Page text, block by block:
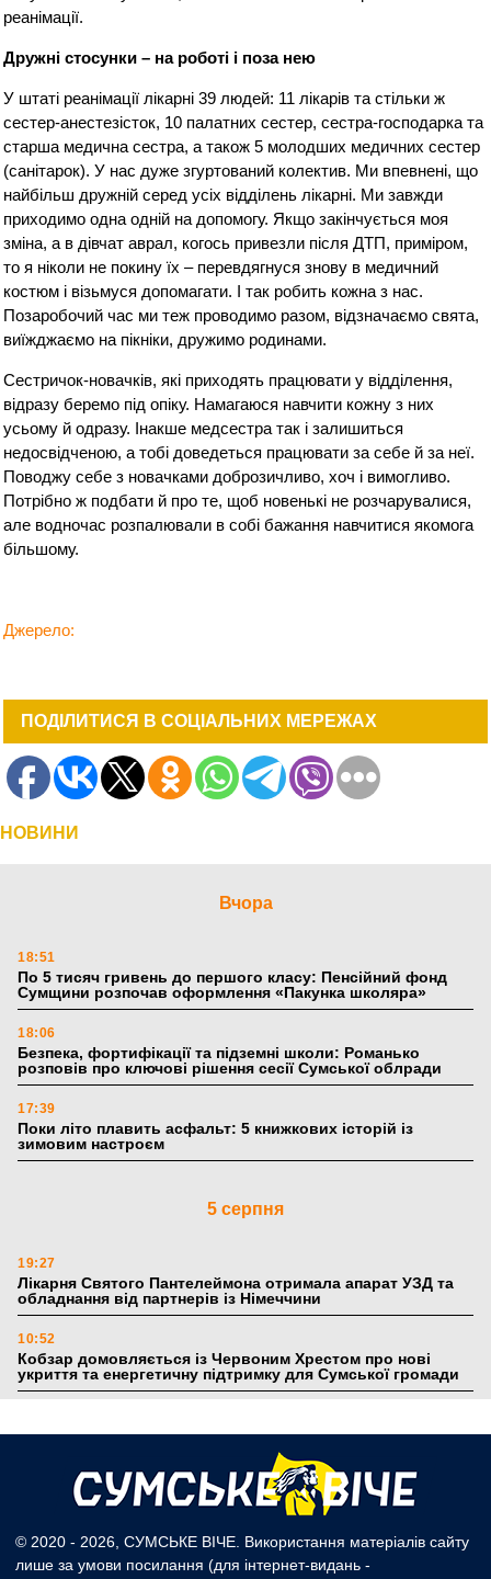
реанімації.
Дружні стосунки – на роботі і поза нею
У штаті реанімації лікарні 39 людей: 11 лікарів та стільки ж
сестер-анестезісток, 10 палатних сестер, сестра-господарка та
старша медична сестра, а також 5 молодших медичних сестер
(санітарок). У нас дуже згуртований колектив. Ми впевнені, що
найбільш дружній серед усіх відділень лікарні. Ми завжди
приходимо одна одній на допомогу. Якщо закінчується моя
зміна, а в дівчат аврал, когось привезли після ДТП, приміром,
то я ніколи не покину їх – перевдягнуся знову в медичний
костюм і візьмуся допомагати. І так робить кожна з нас.
Позаробочий час ми теж проводимо разом, відзначаємо свята,
виїжджаємо на пікніки, дружимо родинами.
Сестричок-новачків, які приходять працювати у відділення,
відразу беремо під опіку. Намагаюся навчити кожну з них
усьому й одразу. Інакше медсестра так і залишиться
недосвідченою, а тобі доведеться працювати за себе й за неї.
Поводжу себе з новачками доброзичливо, хоч і вимогливо.
Потрібно ж подбати й про те, щоб новенькі не розчарувалися,
але водночас розпалювали в собі бажання навчитися якомога
більшому.
Джерело:
ПОДІЛИТИСЯ В СОЦІАЛЬНИХ МЕРЕЖАХ
НОВИНИ
Вчора
18:51
По 5 тисяч гривень до першого класу: Пенсійний фонд
Сумщини розпочав оформлення «Пакунка школяра»
18:06
Безпека, фортифікації та підземні школи: Романько
розповів про ключові рішення сесії Сумської облради
17:39
Поки літо плавить асфальт: 5 книжкових історій із
зимовим настроєм
5 серпня
19:27
Лікарня Святого Пантелеймона отримала апарат УЗД та
обладнання від партнерів із Німеччини
10:52
Кобзар домовляється із Червоним Хрестом про нові
укриття та енергетичну підтримку для Сумської громади
Понад 8 мільйонів книжок згоріли. Як допомогти «Ранку»
та іншим видавництвам відновитися
20:41
© 2020 - 2026, СУМСЬКЕ ВІЧЕ. Використання матеріалів сайту
лише за умови посилання (для інтернет-видань -